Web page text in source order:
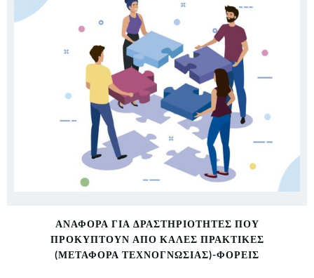
ΑΝΑΦΟΡΆ ΓΙΑ ΔΡΑΣΤΗΡΙΌΤΗΤΕΣ ΠΟΥ
ΠΡΟΚΎΠΤΟΥΝ ΑΠΌ ΚΑΛΈΣ ΠΡΑΚΤΙΚΈΣ
(ΜΕΤΑΦΟΡΆ ΤΕΧΝΟΓΝΩΣΊΑΣ)-ΦΟΡΕΊΣ